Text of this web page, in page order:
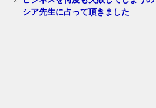
シア先生に占って頂きました